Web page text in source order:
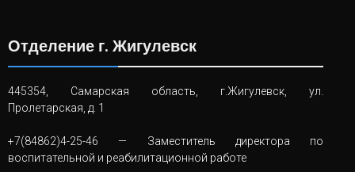
Отделение г. Жигулевск
445354, Самарская область, г.Жигулевск, ул.
Пролетарская, д. 1
+7(84862)4-25-46 — Заместитель директора по
воспитательной и реабилитационной работе